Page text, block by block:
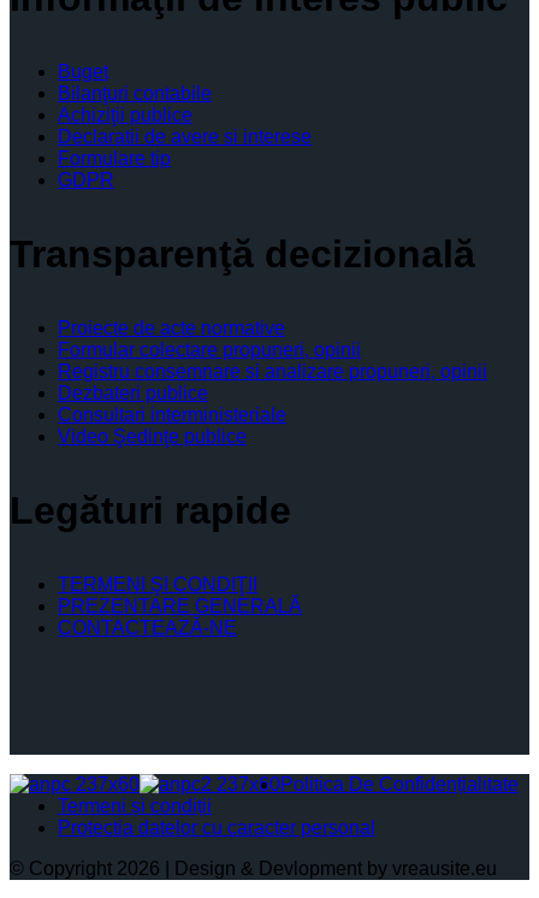
Buget
Bilanţuri contabile
Achiziţii publice
Declaratii de avere si interese
Formulare tip
GDPR
Transparenţă decizională
Proiecte de acte normative
Formular colectare propuneri, opinii
Registru consemnare si analizare propuneri, opinii
Dezbateri publice
Consultari interministeriale
Video Şedinţe publice
Legături rapide
TERMENI ŞI CONDIŢII
PREZENTARE GENERALĂ
CONTACTEAZĂ-NE
Politica De Confidențialitate
Termeni și condiții
Protectia datelor cu caracter personal
© Copyright 2026 | Design & Devlopment by vreausite.eu